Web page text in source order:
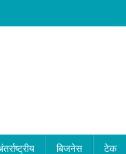
बिजनेस टेक